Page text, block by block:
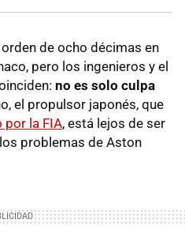
de ocho décimas en
pero los ingenieros y el
no es solo culpa
el propulsor japonés, que
por la FIA, está lejos de ser
problemas de Aston